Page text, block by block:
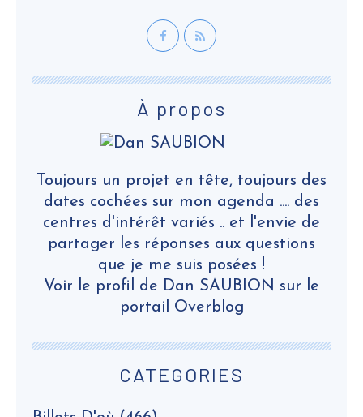
CATEGORIES
À propos
Toujours un projet en tête, toujours des
dates cochées sur mon agenda .... des
centres d'intérêt variés .. et l'envie de
partager les réponses aux questions
que je me suis posées !
Voir le profil de Dan SAUBION sur le
portail Overblog